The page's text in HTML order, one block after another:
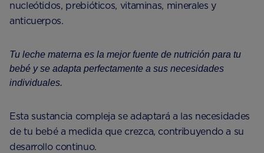
nucleótidos, prebióticos, vitaminas, minerales y
anticuerpos.
Tu leche materna es la mejor fuente de nutrición para tu
bebé y se adapta perfectamente a sus necesidades
individuales.
Esta sustancia compleja se adaptará a las necesidades
de tu bebé a medida que crezca, contribuyendo a su
desarrollo continuo.